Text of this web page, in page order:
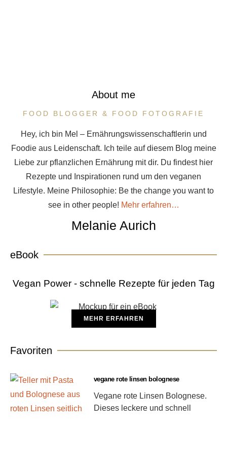
About me
FOOD BLOGGER & FOOD FOTOGRAFIE
Hey, ich bin Mel – Ernährungswissenschaftlerin und
Foodie aus Leidenschaft. Ich teile auf diesem Blog meine
Liebe zur pflanzlichen Ernährung mit dir. Du findest hier
Rezepte und Inspirationen rund um den veganen
Lifestyle. Meine Philosophie: Be the change you want to
see in other people! Mehr erfahren…
Melanie Aurich
eBook
Vegan Power - schnelle Rezepte für jeden Tag
MEHR ERFAHREN
Favoriten
vegane rote linsen bolognese
Vegane rote Linsen Bolognese.
Dieses leckere und schnell